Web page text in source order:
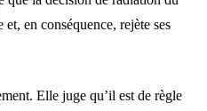
en conséquence, rejète ses
Elle juge qu’il est de règle